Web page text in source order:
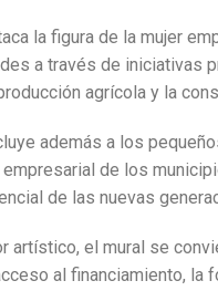
la figura de la mujer
a través de iniciativas
agrícola y la
además a los
de los
de las nuevas
artístico, el mural se
al financiamiento, la